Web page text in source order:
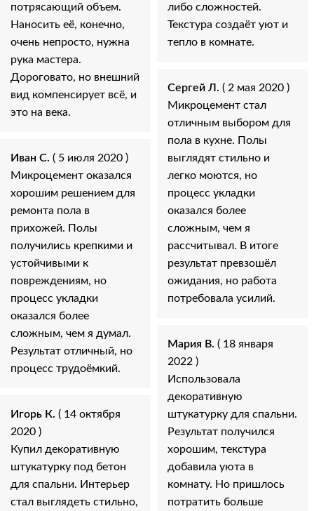
потрясающий объем.
Наносить её, конечно,
очень непросто, нужна
рука мастера.
Дороговато, но внешний
вид компенсирует всё, и
это на века.
Иван С. ( 5 июля 2020 )
Микроцемент оказался
хорошим решением для
ремонта пола в
прихожей. Полы
получились крепкими и
устойчивыми к
повреждениям, но
процесс укладки
оказался более
сложным, чем я думал.
Результат отличный, но
процесс трудоёмкий.
Игорь К. ( 14 октября
2020 )
Купил декоративную
штукатурку под бетон
для спальни. Интерьер
стал выглядеть стильно,
либо сложностей.
Текстура создаёт уют и
тепло в комнате.
Сергей Л. ( 2 мая 2020 )
Микроцемент стал
отличным выбором для
пола в кухне. Полы
выглядят стильно и
легко моются, но
процесс укладки
оказался более
сложным, чем я
рассчитывал. В итоге
результат превзошёл
ожидания, но работа
потребовала усилий.
Мария В. ( 18 января
2022 )
Использовала
декоративную
штукатурку для спальни.
Результат получился
хорошим, текстура
добавила уюта в
комнату. Но пришлось
потратить больше